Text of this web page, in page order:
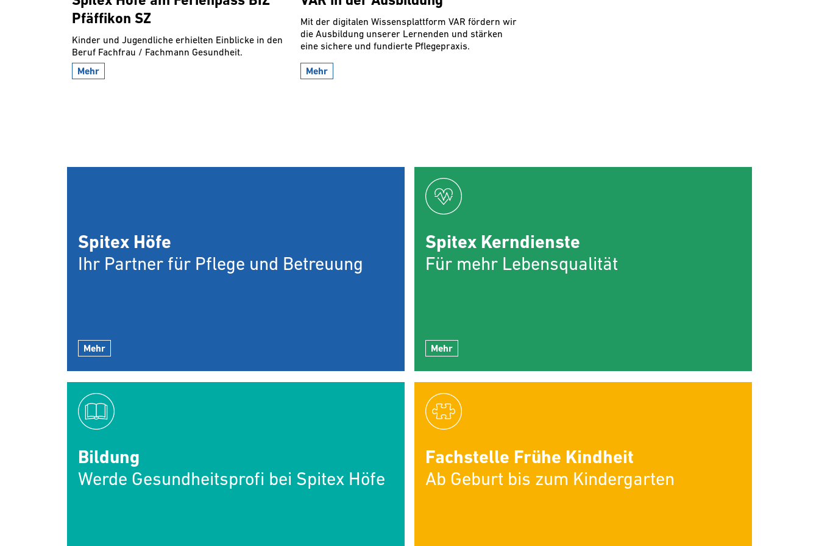
Pfäffikon SZ
Kinder und Jugendliche erhielten Einblicke in den
Beruf Fachfrau / Fachmann Gesundheit.
Mehr
Mit der digitalen Wissensplattform VAR fördern wir
die Ausbildung unserer Lernenden und stärken
eine sichere und fundierte Pflegepraxis.
Mehr
Spitex Höfe
Ihr Partner für Pflege und Betreuung
Mehr
Spitex Kerndienste
Für mehr Lebensqualität
Mehr
Bildung
Werde Gesundheitsprofi bei Spitex Höfe
Fachstelle Frühe Kindheit
Ab Geburt bis zum Kindergarten